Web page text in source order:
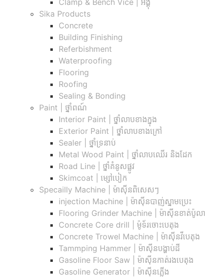
Clamp & Bench Vice | អង្គុំ
Sika Products
Concrete
Building Finishing
Referbishment
Waterproofing
Flooring
Roofing
Sealing & Bonding
Paint | ថ្នាំពណ៍
Interior Paint | ថ្នាំលាបខាងក្នុង
Exterior Paint | ថ្នាំលាបខាងក្រៅ
Sealer | ថ្នាំទ្រនាប់
Metal Wood Paint | ថ្នាំលាបឈើរ និងដែក
Road Line | ថ្នាំគំនូសផ្លូវ
Skimcoat | ម្សៅបៀក
Specailly Machine | ម៉ាស៊ីនពិសេសៗ
injection Machine | ម៉ាស៊ីនបាញ់ស្នាមប្រេះ
Flooring Grinder Machine | ម៉ាស៊ីនខាត់ប៉ូលា
Concrete Core drill | ម៉ូទ័រចោះបេតុង
Concrete Trowel Machine | ម៉ាស៊ីនវីបេតុង
Tammping Hammer | ម៉ាស៊ីនបង្ហាប់ដី
Gasoline Floor Saw | ម៉ាស៊ីនកាត់រងបេតុង
Gasoline Generator | ម៉ាស៊ីនភ្លើង